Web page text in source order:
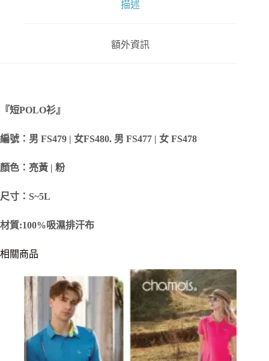
描述
額外資訊
『短POLO衫』
編號：男 FS479 | 女FS480. 男 FS477 | 女 FS478
顏色：亮黃 | 粉
尺寸：S~5L
材質:100%吸濕排汗布
相關商品